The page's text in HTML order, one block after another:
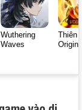
Wuthering
Waves
Thiên
Origin